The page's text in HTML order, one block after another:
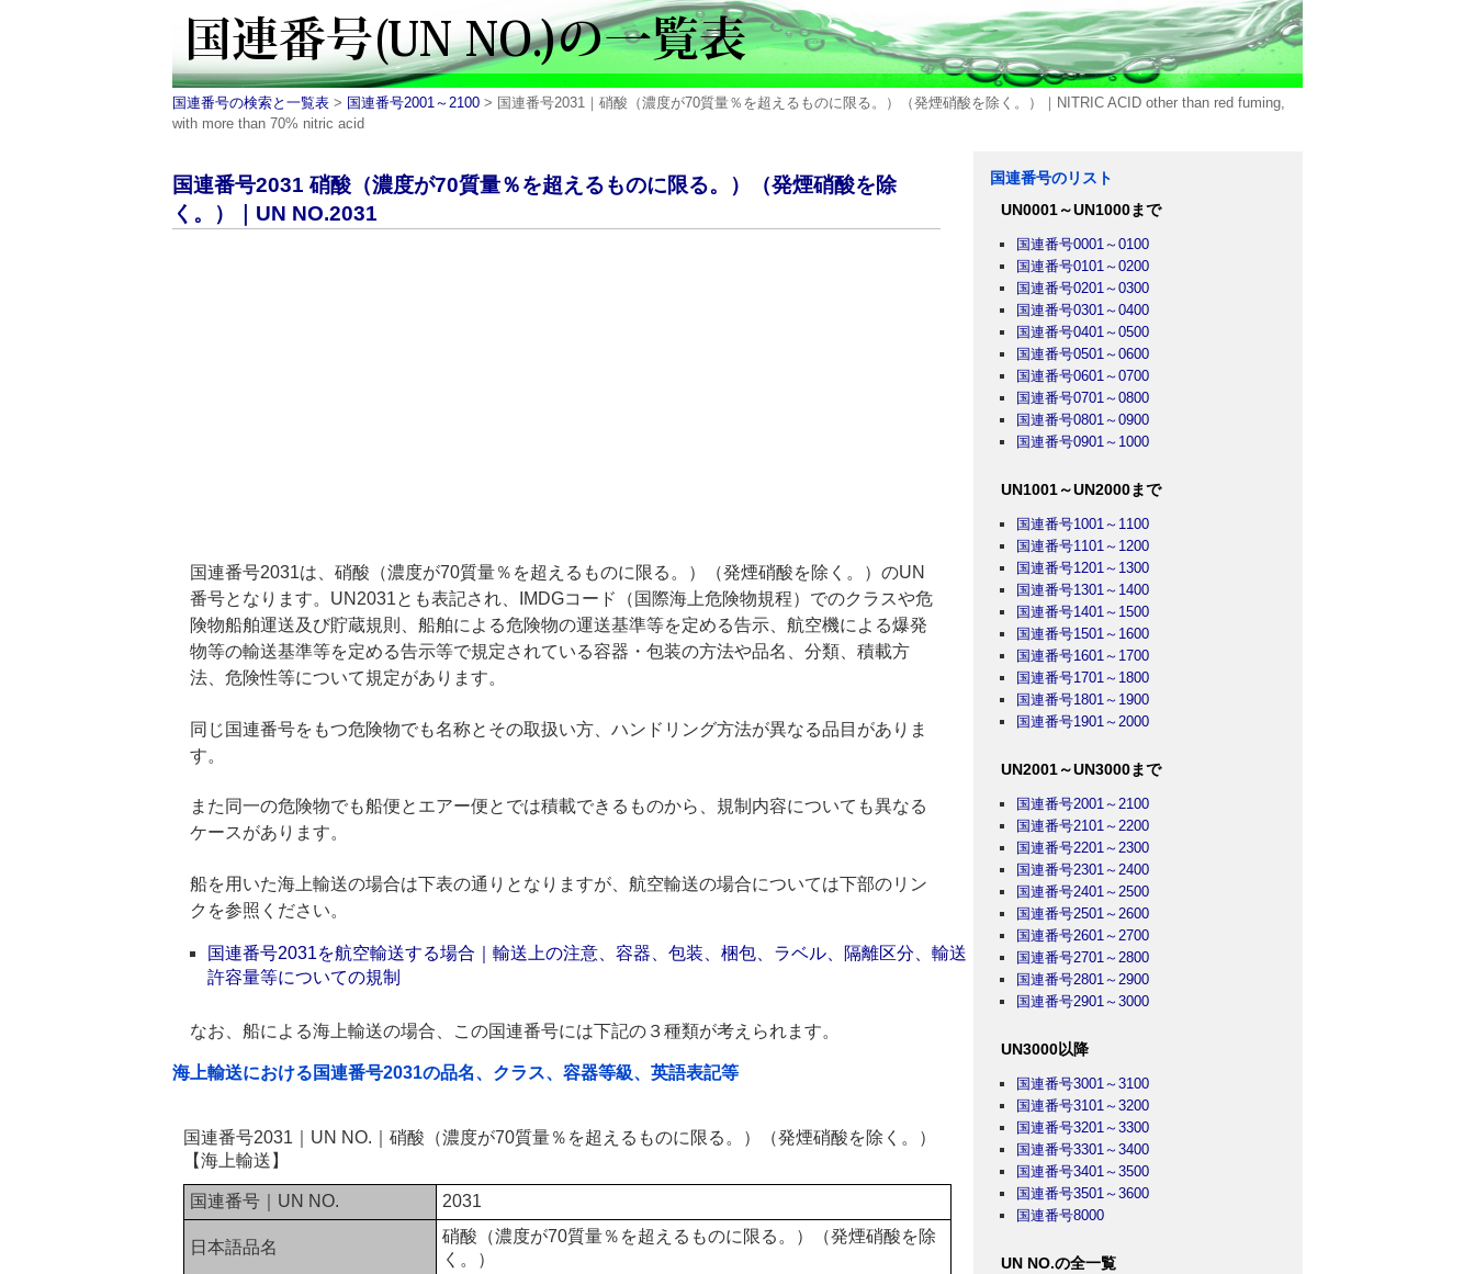
国連番号の検索と一覧表 > 国連番号2001～2100 > 国連番号2031｜硝酸（濃度が70質量％を超えるものに限る。）（発煙硝酸を除く。）｜NITRIC ACID other than red fuming,
with more than 70% nitric acid
国連番号2031 硝酸（濃度が70質量％を超えるものに限る。）（発煙硝酸を除
く。）｜UN NO.2031
国連番号2031は、硝酸（濃度が70質量％を超えるものに限る。）（発煙硝酸を除く。）のUN
番号となります。UN2031とも表記され、IMDGコード（国際海上危険物規程）でのクラスや危
険物船舶運送及び貯蔵規則、船舶による危険物の運送基準等を定める告示、航空機による爆発
物等の輸送基準等を定める告示等で規定されている容器・包装の方法や品名、分類、積載方
法、危険性等について規定があります。
同じ国連番号をもつ危険物でも名称とその取扱い方、ハンドリング方法が異なる品目がありま
す。
また同一の危険物でも船便とエアー便とでは積載できるものから、規制内容についても異なる
ケースがあります。
船を用いた海上輸送の場合は下表の通りとなりますが、航空輸送の場合については下部のリン
クを参照ください。
国連番号2031を航空輸送する場合｜輸送上の注意、容器、包装、梱包、ラベル、隔離区分、輸送
許容量等についての規制
なお、船による海上輸送の場合、この国連番号には下記の３種類が考えられます。
海上輸送における国連番号2031の品名、クラス、容器等級、英語表記等
国連番号2031｜UN NO.｜硝酸（濃度が70質量％を超えるものに限る。）（発煙硝酸を除く。）
【海上輸送】
国連番号｜UN NO. 2031
日本語品名
硝酸（濃度が70質量％を超えるものに限る。）（発煙硝酸を除
く。）
国連番号のリスト
UN0001～UN1000まで
国連番号0001～0100
国連番号0101～0200
国連番号0201～0300
国連番号0301～0400
国連番号0401～0500
国連番号0501～0600
国連番号0601～0700
国連番号0701～0800
国連番号0801～0900
国連番号0901～1000
UN1001～UN2000まで
国連番号1001～1100
国連番号1101～1200
国連番号1201～1300
国連番号1301～1400
国連番号1401～1500
国連番号1501～1600
国連番号1601～1700
国連番号1701～1800
国連番号1801～1900
国連番号1901～2000
UN2001～UN3000まで
国連番号2001～2100
国連番号2101～2200
国連番号2201～2300
国連番号2301～2400
国連番号2401～2500
国連番号2501～2600
国連番号2601～2700
国連番号2701～2800
国連番号2801～2900
国連番号2901～3000
UN3000以降
国連番号3001～3100
国連番号3101～3200
国連番号3201～3300
国連番号3301～3400
国連番号3401～3500
国連番号3501～3600
国連番号8000
UN NO.の全一覧